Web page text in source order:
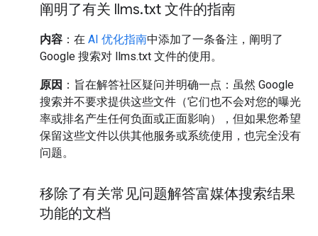
阐明了有关 llms.txt 文件的指南
内容 ：在 AI 优化指南中添加了一条备注，阐明了
Google 搜索对 llms.txt 文件的使用。
原因 ：旨在解答社区疑问并明确一点：虽然 Google
搜索并不要求提供这些文件（它们也不会对您的曝光
率或排名产生任何负面或正面影响），但如果您希望
保留这些文件以供其他服务或系统使用，也完全没有
问题。
移除了有关常见问题解答富媒体搜索结果
功能的文档